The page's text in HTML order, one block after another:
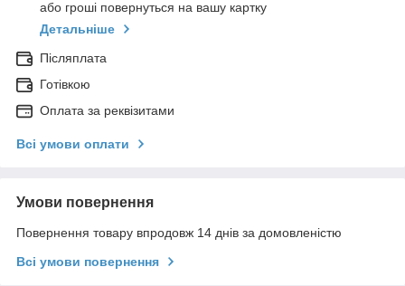
або гроші повернуться на вашу картку
Детальніше
Післяплата
Готівкою
Оплата за реквізитами
Всі умови оплати
Умови повернення
Повернення товару впродовж 14 днів за домовленістю
Всі умови повернення